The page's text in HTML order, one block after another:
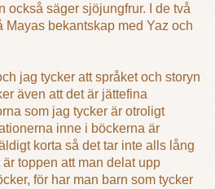
också säger sjöjungfrur. I de två
Mayas bekantskap med Yaz och
jag tycker att språket och storyn
även att det är jättefina
som jag tycker är otroligt
inne i böckerna är
korta så det tar inte alls lång
toppen att man delat upp
för har man barn som tycker